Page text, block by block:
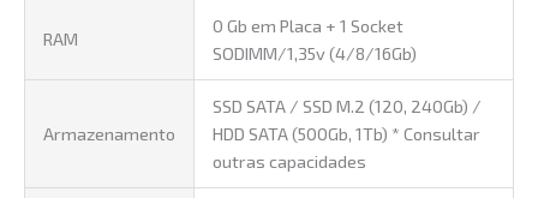
RAM
0 Gb em Placa + 1 Socket
SODIMM/1,35v (4/8/16Gb)
Armazenamento
SSD SATA / SSD M.2 (120, 240Gb) /
HDD SATA (500Gb, 1Tb) * Consultar
outras capacidades